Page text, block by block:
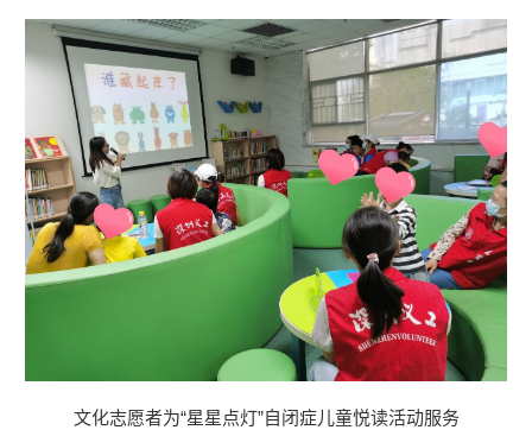
文化志愿者为“星星点灯”自闭症儿童悦读活动服务